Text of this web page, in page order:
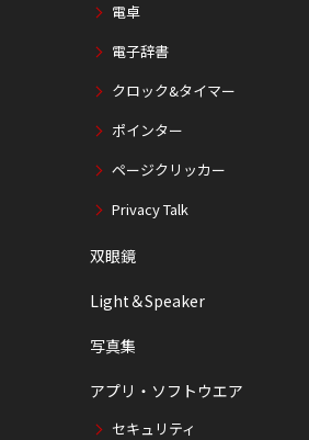
電卓
電子辞書
クロック&タイマー
ポインター
ページクリッカー
Privacy Talk
双眼鏡
Light＆Speaker
写真集
アプリ・ソフトウエア
セキュリティ